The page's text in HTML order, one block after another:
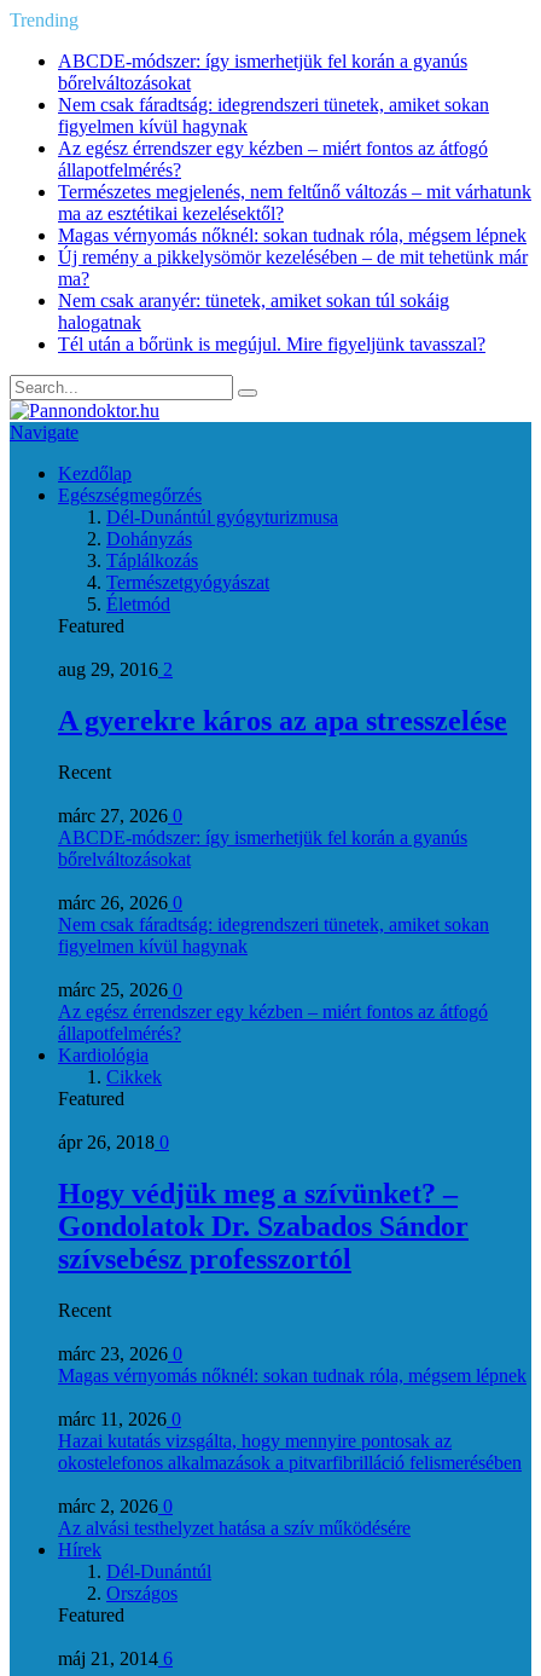
Trending
ABCDE‑módszer: így ismerhetjük fel korán a gyanús
bőrelváltozásokat
Nem csak fáradtság: idegrendszeri tünetek, amiket sokan
figyelmen kívül hagynak
Az egész érrendszer egy kézben – miért fontos az átfogó
állapotfelmérés?
Természetes megjelenés, nem feltűnő változás – mit várhatunk
ma az esztétikai kezelésektől?
Magas vérnyomás nőknél: sokan tudnak róla, mégsem lépnek
Új remény a pikkelysömör kezelésében – de mit tehetünk már
ma?
Nem csak aranyér: tünetek, amiket sokan túl sokáig
halogatnak
Tél után a bőrünk is megújul. Mire figyeljünk tavasszal?
Navigate
Kezdőlap
Egészségmegőrzés
Dél-Dunántúl gyógyturizmusa
Dohányzás
Táplálkozás
Természetgyógyászat
Életmód
Featured
aug 29, 2016 2
A gyerekre káros az apa stresszelése
Recent
márc 27, 2026 0
ABCDE‑módszer: így ismerhetjük fel korán a gyanús
bőrelváltozásokat
márc 26, 2026 0
Nem csak fáradtság: idegrendszeri tünetek, amiket sokan
figyelmen kívül hagynak
márc 25, 2026 0
Az egész érrendszer egy kézben – miért fontos az átfogó
állapotfelmérés?
Kardiológia
Cikkek
Featured
ápr 26, 2018 0
Hogy védjük meg a szívünket? –
Gondolatok Dr. Szabados Sándor
szívsebész professzortól
Recent
márc 23, 2026 0
Magas vérnyomás nőknél: sokan tudnak róla, mégsem lépnek
márc 11, 2026 0
Hazai kutatás vizsgálta, hogy mennyire pontosak az
okostelefonos alkalmazások a pitvarfibrilláció felismerésében
márc 2, 2026 0
Az alvási testhelyzet hatása a szív működésére
Hírek
Dél-Dunántúl
Országos
Featured
máj 21, 2014 6